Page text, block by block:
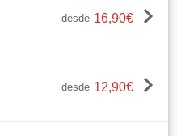
desde 16,90€
desde 12,90€